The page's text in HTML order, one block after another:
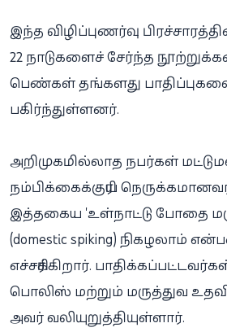
இந்த விழிப்புணர்வு
22 நாடுகளைச் சேர்ந்த
பெண்கள் தங்களது
பகிர்ந்துள்ளனர்.
அறிமுகமில்லாத நபர்கள்
நம்பிக்கைக்குரிய
இத்தகைய 'உள்நாட்டு போதை
(domestic spiking) நிகழலாம்
எச்சரிக்கிறார்.
பொலிஸ் மற்றும் மருத்துவ
அவர் வலியுறுத்தியுள்ளார்.